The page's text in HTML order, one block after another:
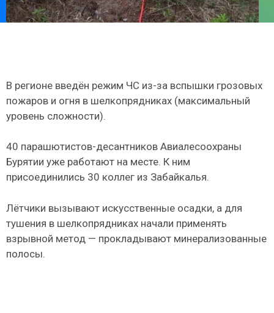
В регионе введён режим ЧС из-за вспышки грозовых
пожаров и огня в шелкопрядниках (максимальный
уровень сложности).
40 парашютистов-десантников Авиалесоохраны
Бурятии уже работают на месте. К ним
присоединились 30 коллег из Забайкалья.
Лётчики вызывают искусственные осадки, а для
тушения в шелкопрядниках начали применять
взрывной метод — прокладывают минерализованные
полосы.